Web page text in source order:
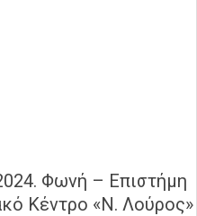
Φωνή – Eπιστήμη
Κέντρο «Ν. Λούρος»